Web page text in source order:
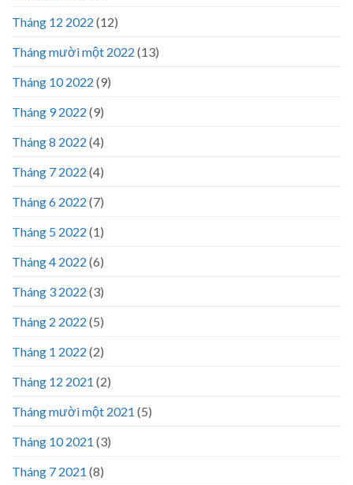
Tháng 12 2022 (12)
Tháng mười một 2022 (13)
Tháng 10 2022 (9)
Tháng 9 2022 (9)
Tháng 8 2022 (4)
Tháng 7 2022 (4)
Tháng 6 2022 (7)
Tháng 5 2022 (1)
Tháng 4 2022 (6)
Tháng 3 2022 (3)
Tháng 2 2022 (5)
Tháng 1 2022 (2)
Tháng 12 2021 (2)
Tháng mười một 2021 (5)
Tháng 10 2021 (3)
Tháng 7 2021 (8)